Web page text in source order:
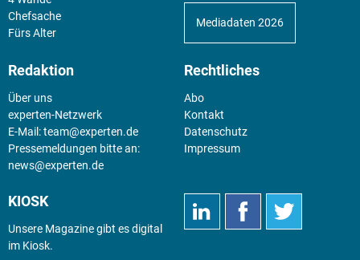
Chefsache
Fürs Alter
Mediadaten 2026
Redaktion
Über uns
experten-Netzwerk
E-Mail:team@experten.de
Pressemeldungen bitte an:
news@experten.de
Rechtliches
Abo
Kontakt
Datenschutz
Impressum
KIOSK
Unsere Magazine gibt es digital
im Kiosk.